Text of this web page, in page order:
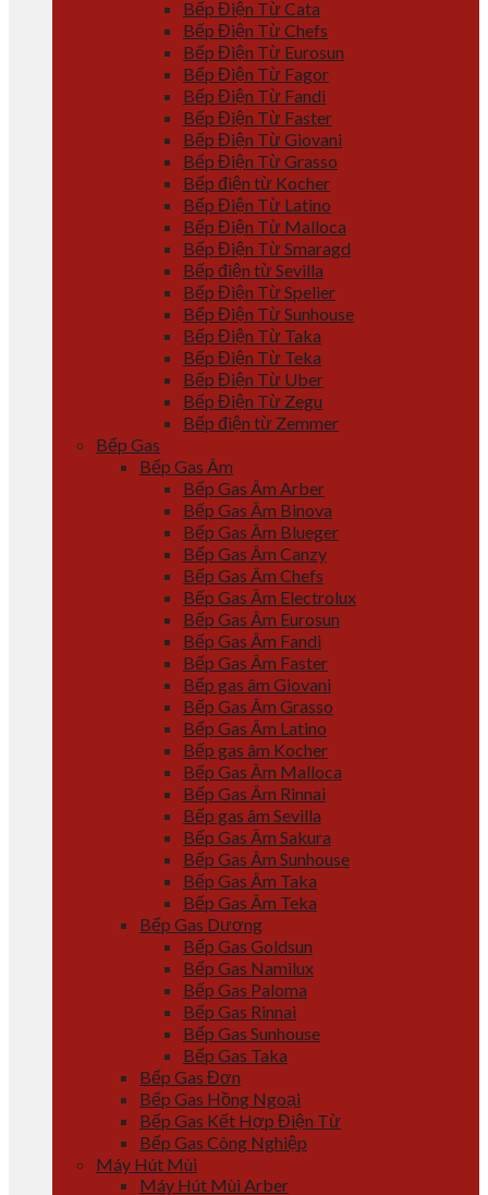
Bếp Điện Từ Cata
Bếp Điện Từ Chefs
Bếp Điện Từ Eurosun
Bếp Điện Từ Fagor
Bếp Điện Từ Fandi
Bếp Điện Từ Faster
Bếp Điện Từ Giovani
Bếp Điện Từ Grasso
Bếp điện từ Kocher
Bếp Điện Từ Latino
Bếp Điện Từ Malloca
Bếp Điện Từ Smaragd
Bếp điện từ Sevilla
Bếp Điện Từ Spelier
Bếp Điện Từ Sunhouse
Bếp Điện Từ Taka
Bếp Điện Từ Teka
Bếp Điện Từ Uber
Bếp Điện Từ Zegu
Bếp điện từ Zemmer
Bếp Gas
Bếp Gas Âm
Bếp Gas Âm Arber
Bếp Gas Âm Binova
Bếp Gas Âm Blueger
Bếp Gas Âm Canzy
Bếp Gas Âm Chefs
Bếp Gas Âm Electrolux
Bếp Gas Âm Eurosun
Bếp Gas Âm Fandi
Bếp Gas Âm Faster
Bếp gas âm Giovani
Bếp Gas Âm Grasso
Bếp Gas Âm Latino
Bếp gas âm Kocher
Bếp Gas Âm Malloca
Bếp Gas Âm Rinnai
Bếp gas âm Sevilla
Bếp Gas Âm Sakura
Bếp Gas Âm Sunhouse
Bếp Gas Âm Taka
Bếp Gas Âm Teka
Bếp Gas Dương
Bếp Gas Goldsun
Bếp Gas Namilux
Bếp Gas Paloma
Bếp Gas Rinnai
Bếp Gas Sunhouse
Bếp Gas Taka
Bếp Gas Đơn
Bếp Gas Hồng Ngoại
Bếp Gas Kết Hợp Điện Từ
Bếp Gas Công Nghiệp
Máy Hút Mùi
Máy Hút Mùi Arber